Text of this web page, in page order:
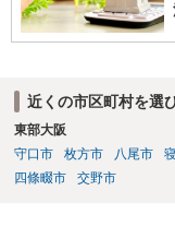
近くの市区町村を選
東部大阪
守口市
枚方市 八尾市
四條畷市
交野市